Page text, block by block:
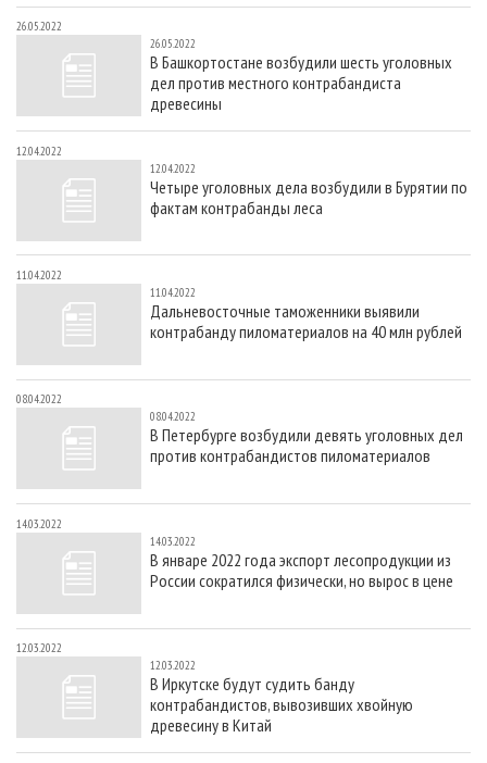
26.05.2022
26.05.2022
В Башкортостане возбудили шесть уголовных
дел против местного контрабандиста
древесины
12.04.2022
12.04.2022
Четыре уголовных дела возбудили в Бурятии по
фактам контрабанды леса
11.04.2022
11.04.2022
Дальневосточные таможенники выявили
контрабанду пиломатериалов на 40 млн рублей
08.04.2022
08.04.2022
В Петербурге возбудили девять уголовных дел
против контрабандистов пиломатериалов
14.03.2022
14.03.2022
В январе 2022 года экспорт лесопродукции из
России сократился физически, но вырос в цене
12.03.2022
12.03.2022
В Иркутске будут судить банду
контрабандистов, вывозивших хвойную
древесину в Китай